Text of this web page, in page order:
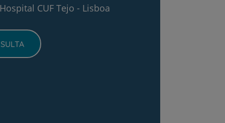
CUF Tejo - Lisboa